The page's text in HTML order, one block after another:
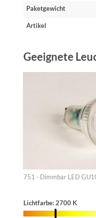
Paketgewicht
Artikel
Geeignete
751 · Dimmbar LED
Lichtfarbe: 2700 K